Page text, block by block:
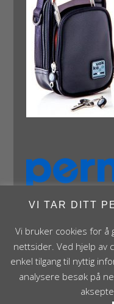
Panthera Norge
Asker • Norge •
VI TAR DITT
Vi bruker cookies for å
nettsider. Ved hjelp av
enkel tilgang til nyttig
analysere besøk på